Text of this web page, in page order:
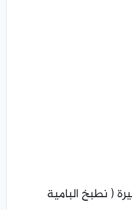
( نطبخ البامية